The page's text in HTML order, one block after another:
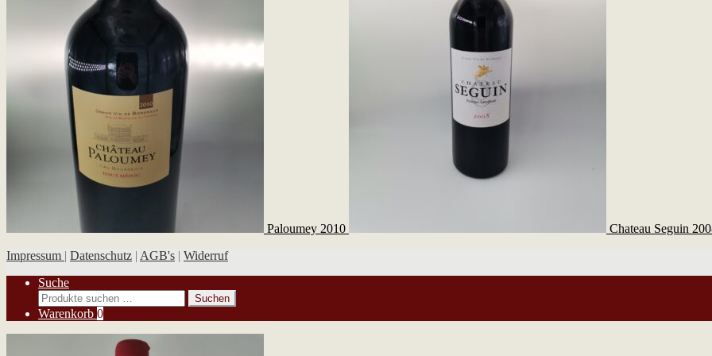
Paloumey 2010
Chateau Seguin
Impressum | Datenschutz | AGB's | Widerruf
Suche
Suchen
nach:
Suchen
Warenkorb 0